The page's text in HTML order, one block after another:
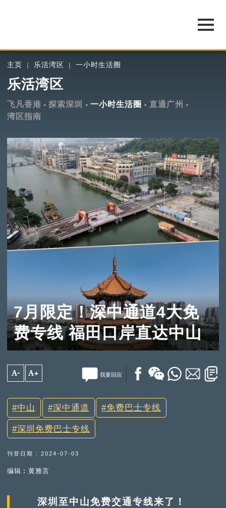
主页 乐活湾区 一小时生活圈
乐活湾区
飞凡香港 探索深圳 一小时生活圈
直通广州
湾区指南
7月限定！深中通道4大免
费专线 福田口岸直达中山
A- A+ 我要回应
中山 深中通道 免费巴士专线
深圳免费巴士专线
刊登日期 : 2024-07-03
编辑︰黄雅言
深圳至中山免费交通专线来了！